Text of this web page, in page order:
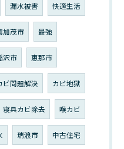
漏水被害 快適生活
加茂市 最強
沢市 恵那市
ビ問題解決 カビ地獄
寝具カビ除去 喉カビ
瑞浪市 中古住宅